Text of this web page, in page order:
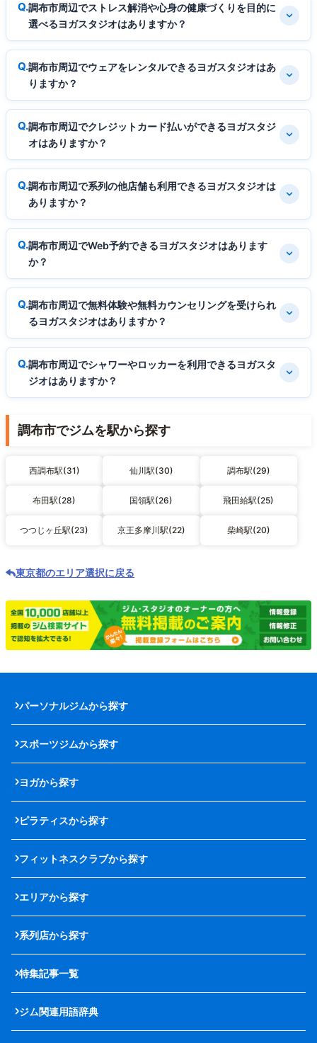
調布市周辺でストレス解消や心身の健康づくりを目的に
選べるヨガスタジオはありますか？
調布市周辺でウェアをレンタルできるヨガスタジオはあ
りますか？
調布市周辺でクレジットカード払いができるヨガスタジ
オはありますか？
調布市周辺で系列の他店舗も利用できるヨガスタジオは
ありますか？
調布市周辺でWeb予約できるヨガスタジオはあります
か？
調布市周辺で無料体験や無料カウンセリングを受けられ
るヨガスタジオはありますか？
調布市周辺でシャワーやロッカーを利用できるヨガスタ
ジオはありますか？
調布市でジムを駅から探す
西調布駅(31) 仙川駅(30) 調布駅(29)
布田駅(28) 国領駅(26) 飛田給駅(25)
つつじヶ丘駅(23) 京王多摩川駅(22) 柴崎駅(20)
東京都のエリア選択に戻る
パーソナルジムから探す
スポーツジムから探す
ヨガから探す
ピラティスから探す
フィットネスクラブから探す
エリアから探す
系列店から探す
特集記事一覧
ジム関連用語辞典